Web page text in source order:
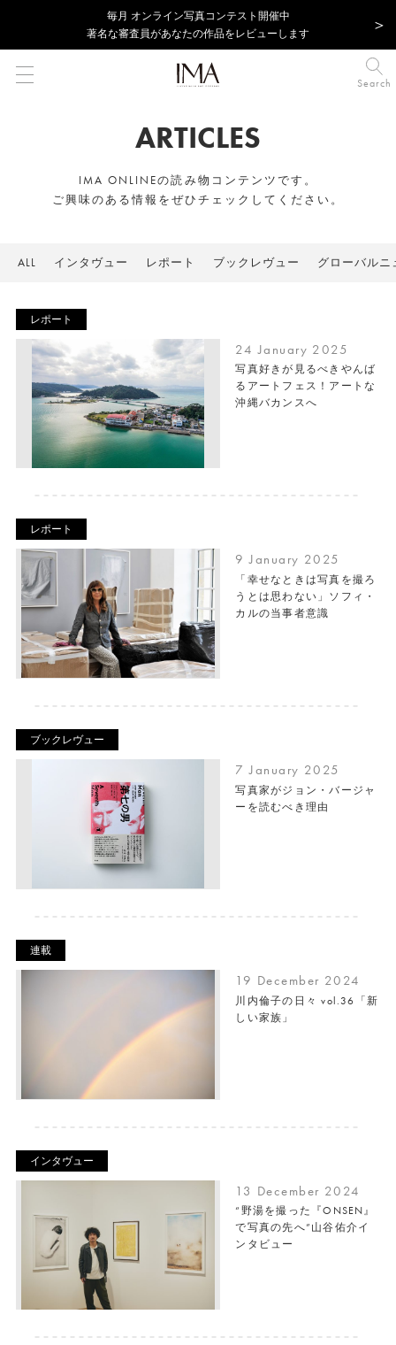
毎⽉ オンライン写真コンテスト開催中
著名な審査員があなたの作品をレビューします
Search
ARTICLES
IMA ONLINEの読み物コンテンツです。
ご興味のある情報をぜひチェックしてください。
ALL インタヴュー レポート ブックレヴュー グローバルニ
レポート
24 January 2025
写真好きが見るべきやんば
るアートフェス！アートな
沖縄バカンスへ
レポート
9 January 2025
「幸せなときは写真を撮ろ
うとは思わない」ソフィ・
カルの当事者意識
ブックレヴュー
7 January 2025
写真家がジョン・バージャ
ーを読むべき理由
連載
19 December 2024
川内倫子の日々 vol.36「新
しい家族」
インタヴュー
13 December 2024
“野湯を撮った『ONSEN』
で写真の先へ”山谷佑介イ
ンタビュー